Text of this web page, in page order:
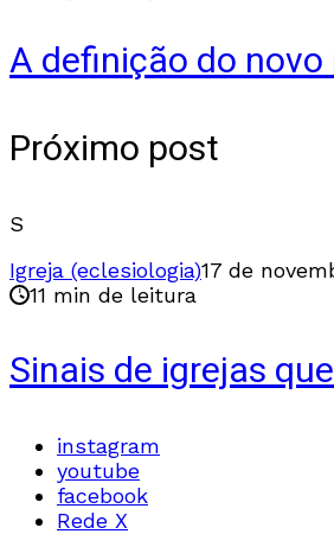
A definição do
Próximo post
S
Igreja (eclesiologia)17 de
11 min de leitura
Sinais de igrejas
instagram
youtube
facebook
Rede X